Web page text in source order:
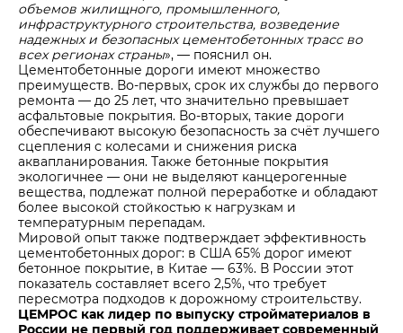
объемов жилищного, промышленного,
инфраструктурного строительства, возведение
надежных и безопасных цементобетонных трасс во
всех регионах страны», — пояснил он.
Цементобетонные дороги имеют множество
преимуществ. Во-первых, срок их службы до первого
ремонта — до 25 лет, что значительно превышает
асфальтовые покрытия. Во-вторых, такие дороги
обеспечивают высокую безопасность за счёт лучшего
сцепления с колесами и снижения риска
аквапланирования. Также бетонные покрытия
экологичнее — они не выделяют канцерогенные
вещества, подлежат полной переработке и обладают
более высокой стойкостью к нагрузкам и
температурным перепадам.
Мировой опыт также подтверждает эффективность
цементобетонных дорог: в США 65% дорог имеют
бетонное покрытие, в Китае — 63%. В России этот
показатель составляет всего 2,5%, что требует
пересмотра подходов к дорожному строительству.
ЦЕМРОС как лидер по выпуску стройматериалов в
России не первый год поддерживает современный